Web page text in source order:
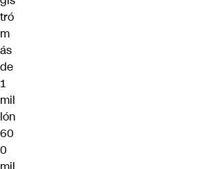
tró
m
ás
de
1
mil
lón
60
0